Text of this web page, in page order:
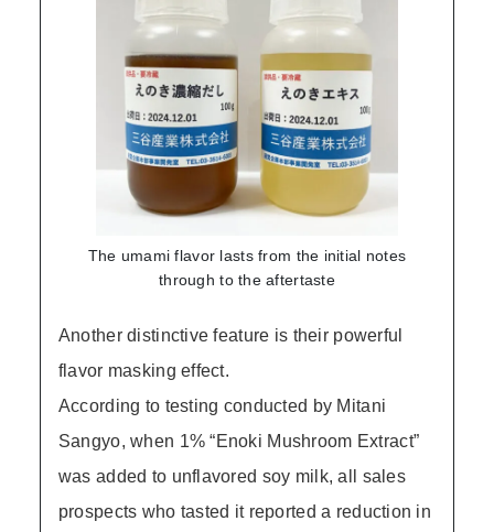
The umami flavor lasts from the initial notes
through to the aftertaste
Another distinctive feature is their powerful
flavor masking effect.
According to testing conducted by Mitani
Sangyo, when 1% “Enoki Mushroom Extract”
was added to unflavored soy milk, all sales
prospects who tasted it reported a reduction in